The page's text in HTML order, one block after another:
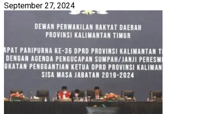
September 27, 2024